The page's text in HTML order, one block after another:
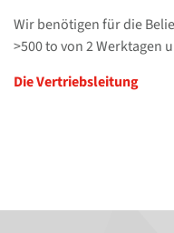
Wir benötigen für die
>500 to von 2 Werktagen
Die Vertriebsleitung